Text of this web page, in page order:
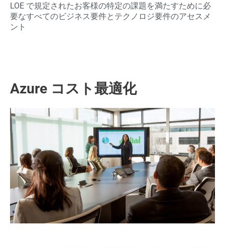
LOE で規定されたお客様の特定の課題を満たすために必
要なすべてのビジネス要件とテクノロジ要件のアセスメ
ント
Azure コスト最適化